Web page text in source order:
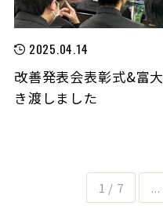
2025.04.14
改善発表会表彰式&富
き渡しました
1 / 7 ...